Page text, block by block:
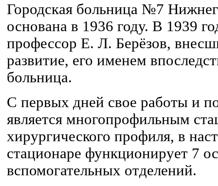
Городская больница №7
основана в 1936 году. В 1939
профессор Е. Л. Берёзов,
развитие, его именем
больница.
С первых дней свое работы и
является многопрофильным
хирургического профиля, в
стационаре функционирует 7
вспомогательных отделений.